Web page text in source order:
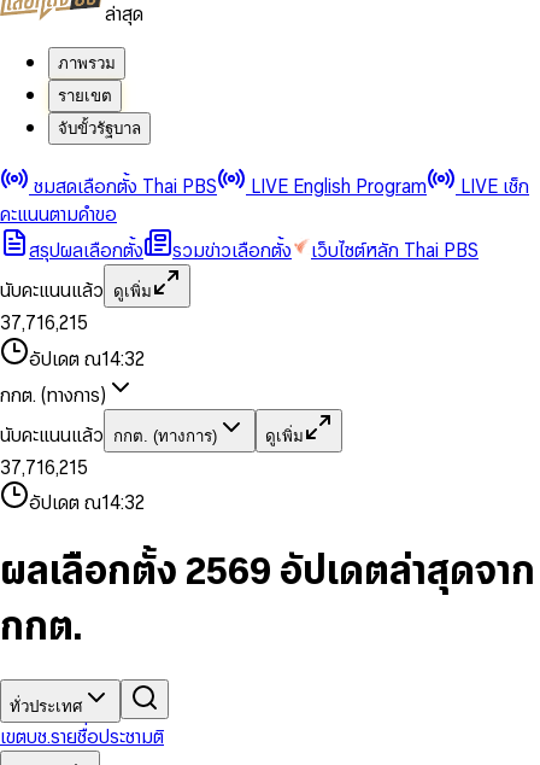
ล่าสุด
ภาพรวม
รายเขต
จับขั้วรัฐบาล
ชมสดเลือกตั้ง Thai PBS LIVE English Program
LIVE เช็ก
คะแนนตามคำขอ
สรุปผลเลือกตั้ง
รวมข่าวเลือกตั้ง
เว็บไซต์หลัก Thai PBS
นับคะแนนแล้ว
ดูเพิ่ม
0
1
2
3
4
5
6
8
9
0
1
2
3
4
5
6
7
8
9
,
0
1
2
4
6
7
8
9
0
1
2
3
4
5
6
7
8
9
0
1
3
5
6
7
8
9
,
1
2
4
5
7
8
9
0
1
3
4
6
7
8
9
0
2
3
4
5
7
8
อัปเดต ณ14:32
กกต. (ทางการ)
นับคะแนนแล้ว
กกต. (ทางการ) ดูเพิ่ม
0
1
2
3
4
5
7
8
0
1
2
4
5
6
7
8
9
,
0
1
2
4
6
7
8
9
0
1
2
3
5
6
8
9
0
1
3
5
6
7
8
,
1
2
4
6
7
9
0
1
3
5
6
8
9
0
2
3
4
5
7
9
อัปเดต ณ14:32
ผลเลือกตั้ง 2569 อัปเดตล่าสุดจาก
กกต.
ทั่วประเทศ
เขตบช.รายชื่อประชามติ